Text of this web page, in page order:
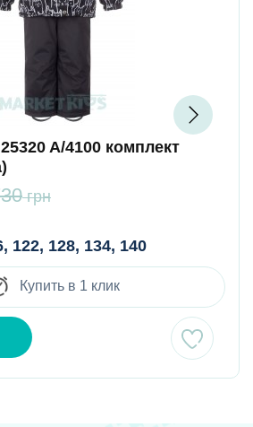
A/4100 комплект
грн
122, 128, 134, 140
Купить в 1 клик